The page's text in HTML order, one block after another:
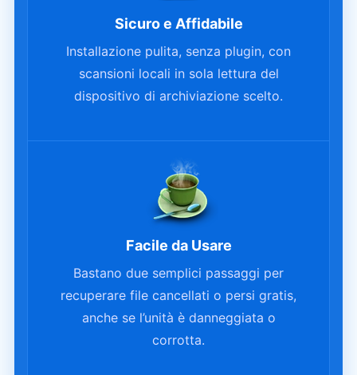
Sicuro e Affidabile
Installazione pulita, senza plugin, con
scansioni locali in sola lettura del
dispositivo di archiviazione scelto.
Facile da Usare
Bastano due semplici passaggi per
recuperare file cancellati o persi gratis,
anche se l’unità è danneggiata o
corrotta.